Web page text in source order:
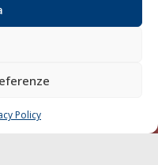
Policy
SCRIVI